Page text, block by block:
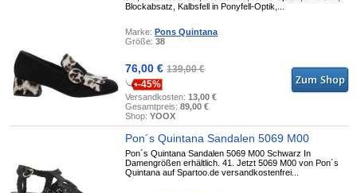
Blockabsatz, Kalbsfell in Ponyfell-Optik,...
Marke:Pons Quintana
Größe:38
76,00 €139,00 €
-45%
Versandkosten:13,00 €
Gesamtpreis:89,00 €
Shop:YOOX
Pon´s Quintana Sandalen 5069 M00
Pon´s Quintana Sandalen 5069 M00 Schwarz In
Damengrößen erhältlich. 41. Jetzt 5069 M00 von Pon´s
Quintana auf Spartoo.de versandkostenfrei...